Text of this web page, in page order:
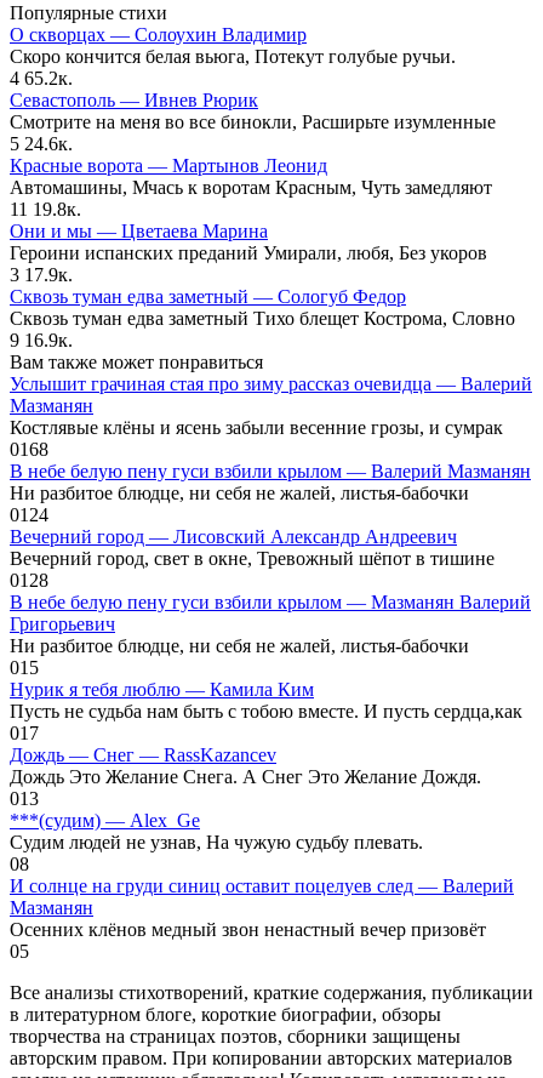
Популярные стихи
О скворцах — Солоухин Владимир
Скоро кончится белая вьюга, Потекут голубые ручьи.
4 65.2к.
Севастополь — Ивнев Рюрик
Смотрите на меня во все бинокли, Расширьте изумленные
5 24.6к.
Красные ворота — Мартынов Леонид
Автомашины, Мчась к воротам Красным, Чуть замедляют
11 19.8к.
Они и мы — Цветаева Марина
Героини испанских преданий Умирали, любя, Без укоров
3 17.9к.
Сквозь туман едва заметный — Сологуб Федор
Сквозь туман едва заметный Тихо блещет Кострома, Словно
9 16.9к.
Вам также может понравиться
Услышит грачиная стая про зиму рассказ очевидца — Валерий
Мазманян
Костлявые клёны и ясень забыли весенние грозы, и сумрак
0168
В небе белую пену гуси взбили крылом — Валерий Мазманян
Ни разбитое блюдце, ни себя не жалей, листья-бабочки
0124
Вечерний город — Лисовский Александр Андреевич
Вечерний город, свет в окне, Тревожный шёпот в тишине
0128
В небе белую пену гуси взбили крылом — Мазманян Валерий
Григорьевич
Ни разбитое блюдце, ни себя не жалей, листья-бабочки
015
Нурик я тебя люблю — Камила Ким
Пусть не судьба нам быть с тобою вместе. И пусть сердца,как
017
Дождь — Снег — RassKazancev
Дождь Это Желание Снега. А Снег Это Желание Дождя.
013
***(судим) — Alex_Ge
Судим людей не узнав, На чужую судьбу плевать.
08
И солнце на груди синиц оставит поцелуев след — Валерий
Мазманян
Осенних клёнов медный звон ненастный вечер призовёт
05
Все анализы стихотворений, краткие содержания, публикации
в литературном блоге, короткие биографии, обзоры
творчества на страницах поэтов, сборники защищены
авторским правом. При копировании авторских материалов